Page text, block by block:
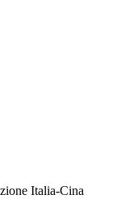
Italia-Cina